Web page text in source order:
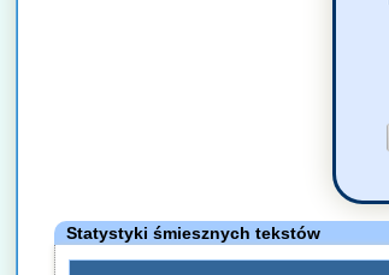
Statystyki śmiesznych tekstów